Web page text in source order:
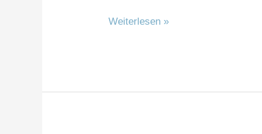
Kontakt
Weiterlesen »